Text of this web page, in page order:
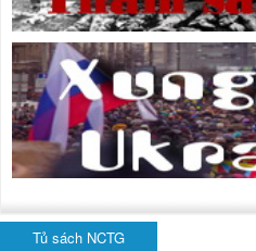
Tủ sách NCTG